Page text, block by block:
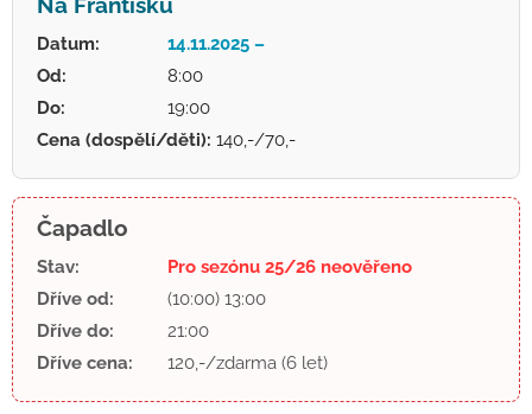
Na Františku
Datum:
14.11.2025 –
Od:
8:00
Do:
19:00
Cena (dospělí/děti): 140,-/70,-
Čapadlo
Stav:
Pro sezónu 25/26 neověřeno
Dříve od:
(10:00) 13:00
Dříve do:
21:00
Dříve cena:
120,-/zdarma (6 let)